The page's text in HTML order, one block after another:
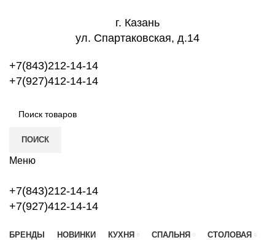
г. Казань
ул. Спартаковская, д.14
+7(843)212-14-14
+7(927)412-14-14
ПОИСК
Меню
+7(843)212-14-14
+7(927)412-14-14
БРЕНДЫ НОВИНКИ КУХНЯ СПАЛЬНЯ
СТОЛОВАЯ